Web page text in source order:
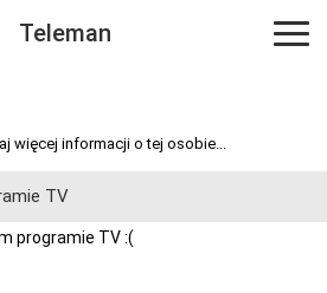
Teleman
więcej informacji o tej osobie...
TV
programie TV :(